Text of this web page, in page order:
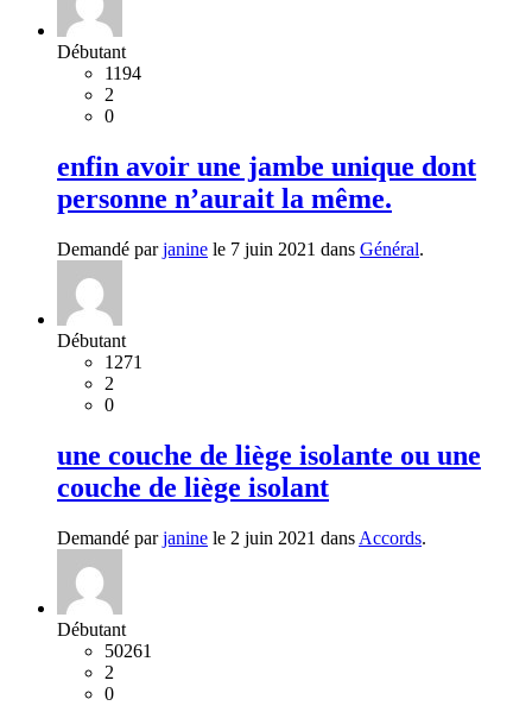
Débutant
1194
2
0
enfin avoir une jambe unique dont
personne n’aurait la même.
Demandé parjanine le 7 juin 2021 dans Général.
Débutant
1271
2
0
une couche de liège isolante ou une
couche de liège isolant
Demandé parjanine le 2 juin 2021 dans Accords.
Débutant
50261
2
0